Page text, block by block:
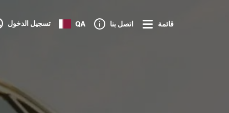
تسجيل الدخول QA اتصل بنا قائمة